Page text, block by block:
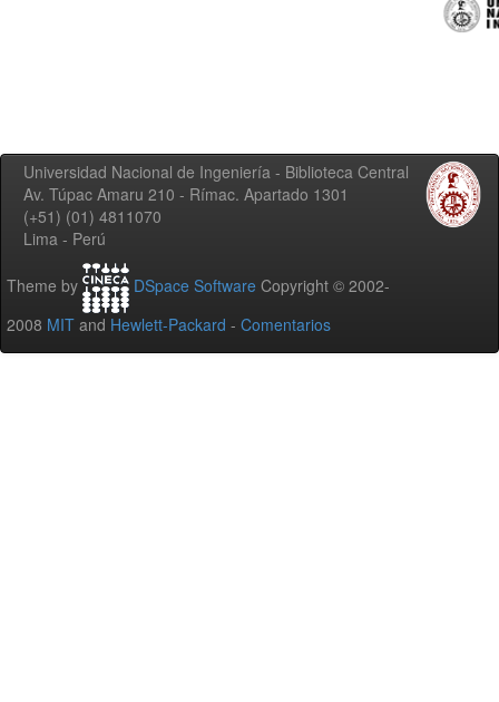
Universidad Nacional de Ingeniería - Biblioteca Central
Av. Túpac Amaru 210 - Rímac. Apartado 1301
(+51) (01) 4811070
Lima - Perú
Theme by DSpace Software Copyright © 2002-
2008 MIT and Hewlett-Packard - Comentarios